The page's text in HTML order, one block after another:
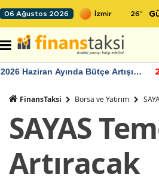
06 Ağustos 2026 26°
2026 Haziran Ayında Bütçe Artışı
FinansTaksi Borsa ve Yatırım
SAYAS
Artıracak